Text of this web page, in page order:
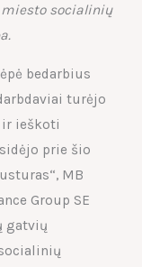
socialinių
bedarbius
turėjo
ieškoti
prie šio
MB
Group SE
gatvių